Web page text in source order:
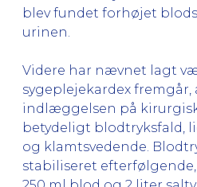
blev fundet forhøjet
urinen.
Videre har nævnet lagt
sygeplejekardex fremgår,
indlæggelsen på
betydeligt blodtryksfald,
og klamtsvedende.
stabiliseret